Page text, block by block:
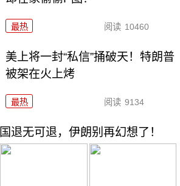
最热 阅读 10460
美上将一封“私信”捅破天！特朗普
被架在火上烤
最热 阅读 9134
退无可退，伊朗别再幻想了！